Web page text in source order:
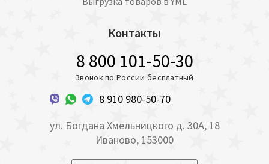
Контакты
8 800 101-50-30
Звонок по России бесплатный
8 910 980-50-70
ул. Богдана Хмельницкого д. 30А, 18
Иваново, 153000